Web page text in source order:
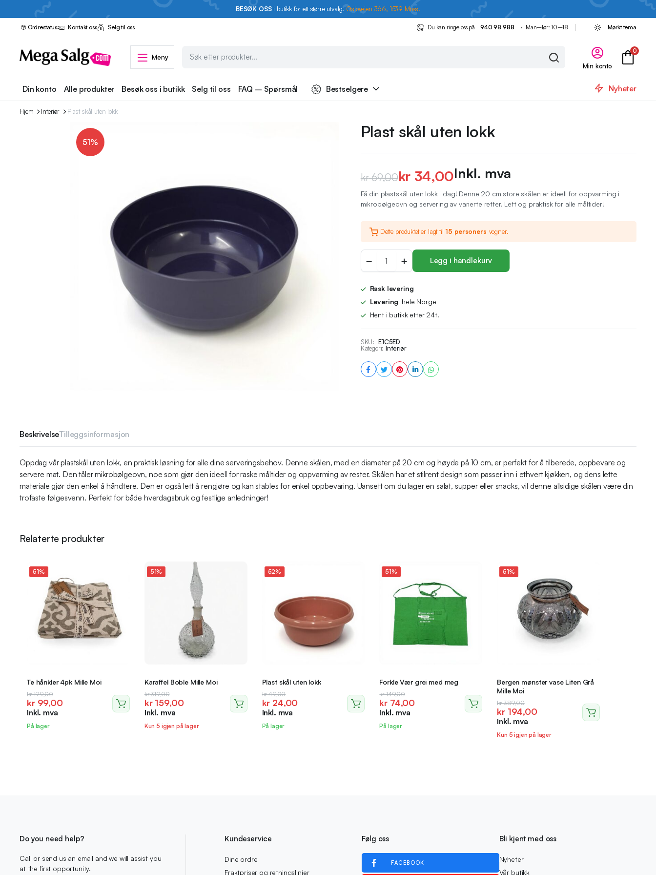
BESØK OSSi butikk for ett større utvalg.Osloveien 366, 1539 Moss.
Ordrestatus Kontakt oss Selg til oss Du kan ringe oss på 940 98 988 · Man–lør: 10–18 Mørkt tema
Meny
Min konto
0
Din konto Alle produkter Besøk oss i butikk Selg til oss FAQ – Spørsmål Bestselgere Nyheter
Hjem Interiør Plast skål uten lokk
51%
Plast skål uten lokk
kr69,00
Opprinnelig
var:
kr 69,00.
kr 34,00
Nåværende
er:
kr 34,00.
Inkl. mva
Få din plastskål uten lokk i dag! Denne 20 cm store skålen er ideell for oppvarming i
mikrobølgeovn og servering av varierte retter. Lett og praktisk for alle måltider!
Dette produktet er lagt til 15 personers vogner.
skål
uten
mengde
Legg i handlekurv
Rask levering
Leveringi hele Norge
Hent i butikk etter 24t.
SKU: E1C5ED
Kategori: Interiør
BeskrivelseTilleggsinformasjon
Oppdag vår plastskål uten lokk, en praktisk løsning for alle dine serveringsbehov. Denne skålen, med en diameter på 20 cm og høyde på 10 cm, er perfekt for å tilberede, oppbevare og
servere mat. Den tåler mikrobølgeovn, noe som gjør den ideell for raske måltider og oppvarming av rester. Skålen har et stilrent design som passer inn i ethvert kjøkken, og dens lette
materiale gjør den enkel å håndtere. Den er også lett å rengjøre og kan stables for enkel oppbevaring. Uansett om du lager en salat, supper eller snacks, vil denne allsidige skålen være din
trofaste følgesvenn. Perfekt for både hverdagsbruk og festlige anledninger!
Relaterte produkter
51%
Te hånkler 4pk Mille Moi
kr199,00
Opprinnelig
pris
var:
kr 199,00.
kr99,00
Nåværende
pris
er:
kr 99,00.
Inkl. mva
På lager
51%
Karaffel Boble Mille Moi
kr319,00
Opprinnelig
pris
var:
kr 319,00.
kr159,00
Nåværende
pris
er:
kr 159,00.
Inkl. mva
Kun 5 igjen på lager
52%
Plast skål uten lokk
kr49,00
Opprinnelig
pris
var:
kr 49,00.
kr 24,00
Nåværende
pris
er:
kr 24,00.
Inkl. mva
På lager
51%
Forkle Vær grei med meg
kr149,00
Opprinnelig
pris
var:
kr 149,00.
kr 74,00
Nåværende
pris
er:
kr 74,00.
Inkl. mva
På lager
51%
Bergen mønster vase Liten Grå
Mille Moi
kr389,00
Opprinnelig
pris
var:
kr 389,00.
kr194,00
Nåværende
pris
er:
kr 194,00.
Inkl. mva
Kun 5 igjen på lager
Do you need help?
Call or send us an email and we will assist you
at the first opportunity.
Kundeservice
Dine ordre
Fraktpriser og retningslinjer
Følg oss
FACEBOOK
Bli kjent med oss
Nyheter
Vår butikk